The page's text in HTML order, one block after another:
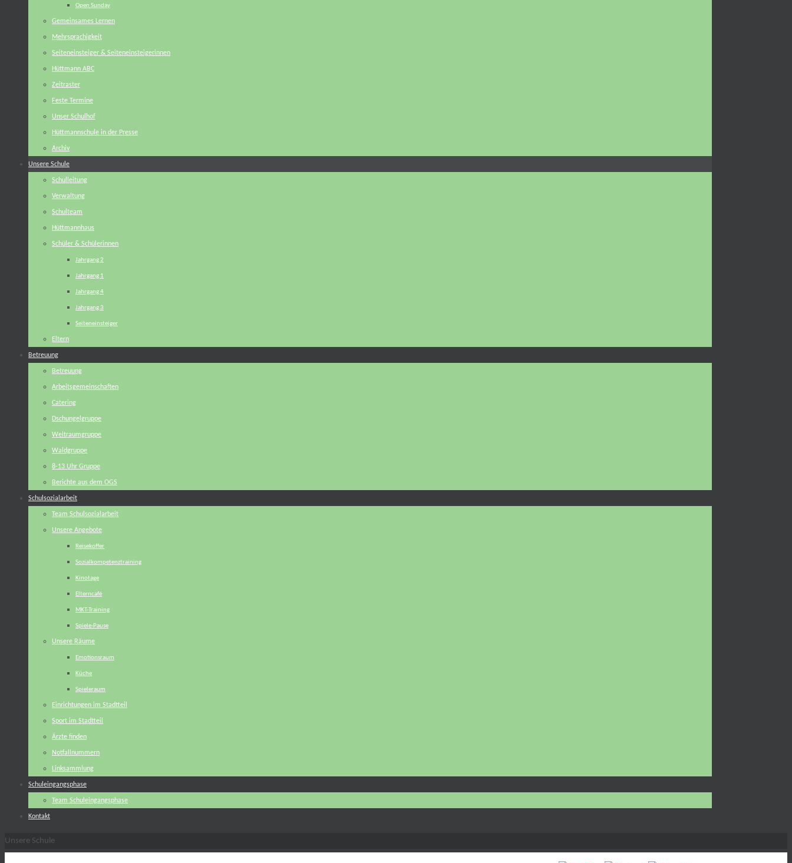
Open Sunday
Gemeinsames Lernen
Mehrsprachigkeit
Seiteneinsteiger & Seiteneinsteigerinnen
Hüttmann ABC
Zeitraster
Feste Termine
Unser Schulhof
Hüttmannschule in der Presse
Archiv
Unsere Schule
Schulleitung
Verwaltung
Schulteam
Hüttmannhaus
Schüler & Schülerinnen
Jahrgang 2
Jahrgang 1
Jahrgang 4
Jahrgang 3
Seiteneinsteiger
Eltern
Betreuung
Betreuung
Arbeitsgemeinschaften
Catering
Dschungelgruppe
Weltraumgruppe
Waldgruppe
8-13 Uhr Gruppe
Berichte aus dem OGS
Schulsozialarbeit
Team Schulsozialarbeit
Unsere Angebote
Reisekoffer
Sozialkompetenztraining
Kinotage
Elterncafé
MKT-Training
Spiele-Pause
Unsere Räume
Emotionsraum
Küche
Spieleraum
Einrichtungen im Stadtteil
Sport im Stadtteil
Ärzte finden
Notfallnummern
Linksammlung
Schuleingangsphase
Team Schuleingangsphase
Kontakt
Start
Unsere Schule